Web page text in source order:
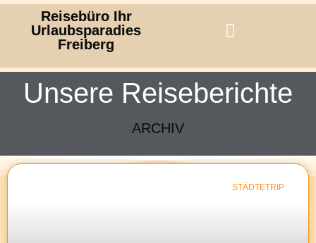
Reisebüro Ihr
Urlaubsparadies
Freiberg
Unsere Reiseberichte
ARCHIV
STÄDTETRIP